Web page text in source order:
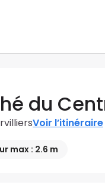
du
Voir l’itinéraire
max : 2.6 m